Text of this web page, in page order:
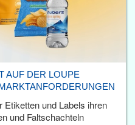
AUF DER LOUPE
Etiketten und Labels ihren
und Faltschachteln